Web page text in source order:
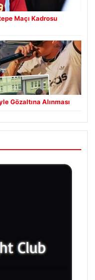
Maçı Kadrosu
Gözaltına Alınması